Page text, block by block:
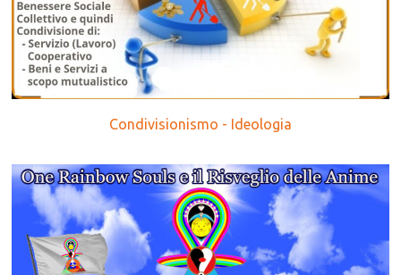
Condivisionismo - Ideologia